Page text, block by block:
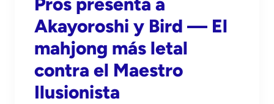
Akayoroshi y Bird — El
mahjong más letal
contra el Maestro
Ilusionista